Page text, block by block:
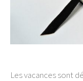
Les vacances sont